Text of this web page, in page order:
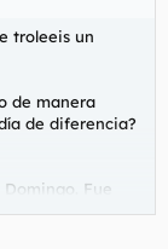
troleeis un
de manera
de diferencia?
Fue
además no